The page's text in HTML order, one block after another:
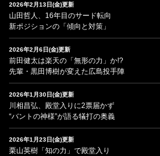
2026年2月13日(金)更新
山田哲人、16年目のサード転向
新ポジションの「傾向と対策」
2026年2月6日(金)更新
前田健太は楽天の「無形の力」か!?
先輩・黒田博樹が変えた広島投手陣
2026年1月30日(金)更新
川相昌弘、殿堂入りに2票届かず
“バントの神様”が語る犠打の奥義
2026年1月23日(金)更新
栗山英樹「知の力」で殿堂入り